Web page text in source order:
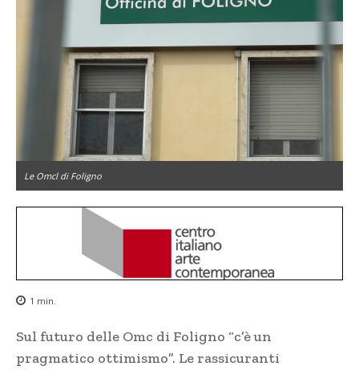
Le Omcl di Foligno
1 min.
Sul futuro delle Omc di Foligno “c’è un
pragmatico ottimismo”. Le rassicuranti